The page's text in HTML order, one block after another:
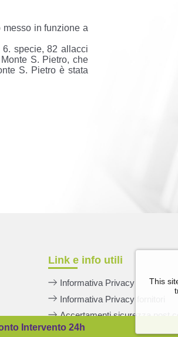
Intervento 24h
in funzione a
specie, 82 allacci
S. Pietro, che
S. Pietro è stata
Link e info utili
Informativa Privacy
Informativa Privacy fornitori
Accertamenti sicurezza post
Assicurazione clienti finali
This